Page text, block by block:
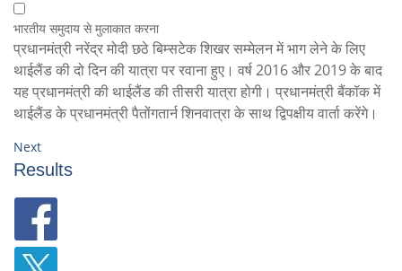
भारतीय समुदाय से मुलाकात करना
प्रधानमंत्री नरेंद्र मोदी छठे बिम्सटेक शिखर सम्मेलन में भाग लेने के लिए
थाईलैंड की दो दिन की यात्रा पर रवाना हुए। वर्ष 2016 और 2019 के बाद
यह प्रधानमंत्री की थाईलैंड की तीसरी यात्रा होगी। प्रधानमंत्री बैंकॉक में
थाईलैंड के प्रधानमंत्री पैतोंगतार्न शिनवात्रा के साथ द्विपक्षीय वार्ता करेंगे।
Next
Results